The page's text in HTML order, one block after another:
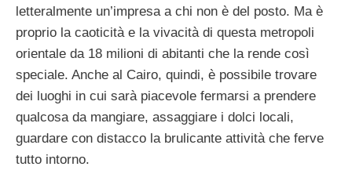
letteralmente un’impresa a chi non è del posto. Ma è
proprio la caoticità e la vivacità di questa metropoli
orientale da 18 milioni di abitanti che la rende così
speciale. Anche al Cairo, quindi, è possibile trovare
dei luoghi in cui sarà piacevole fermarsi a prendere
qualcosa da mangiare, assaggiare i dolci locali,
guardare con distacco la brulicante attività che ferve
tutto intorno.